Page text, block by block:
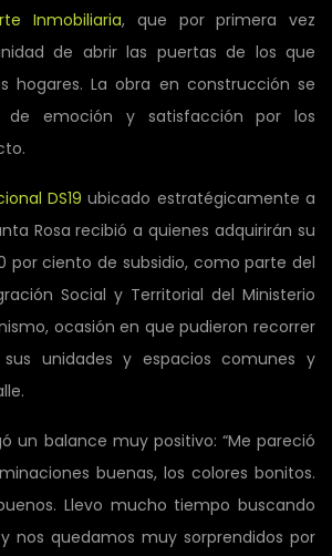
Inmobiliaria, que por primera vez
de abrir las puertas de los que
hogares. La obra en construcción se
de emoción y satisfacción por los
DS19 ubicado estratégicamente a
Rosa recibió a quienes adquirirán su
por ciento de subsidio, como parte del
Social y Territorial del Ministerio
ocasión en que pudieron recorrer
unidades y espacios comunes y
un balance muy positivo: “Me pareció
buenas, los colores bonitos.
Llevo mucho tiempo buscando
nos quedamos muy sorprendidos por